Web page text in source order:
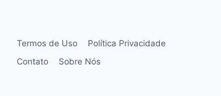
Termos de Uso
Política Privacidade
Contato
Sobre Nós